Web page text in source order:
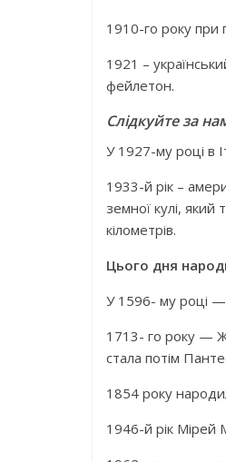
1910-го року при
1921 –
фейлетон.
Слідкуйте за
У 1927-му році в
1933-й рік –
земної кулі,
кілометрів.
Цього дня
У 1596- му році
1713- го року —
стала потім
1854 року
1946-й рік Мірей